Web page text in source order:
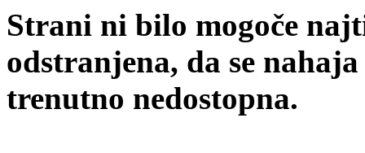
Strani ni bilo mogoče
odstranjena, da se
trenutno nedostopna.